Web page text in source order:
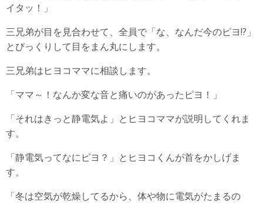
イタッ！」
三兄弟が目を見合わせて、全員で「な、なんだ今のピヨ!?」
とびっくりして目をまん丸にします。
三兄弟はヒヨコママに相談します。
「ママ～！なんか変な音と痛いのがあったピヨ！」
「それはきっと静電気よ」とヒヨコママが説明してくれま
す。
「静電気ってなにピヨ？」とヒヨコくんが首をかしげま
す。
「冬は空気が乾燥してるから、体や物に電気がたまるの